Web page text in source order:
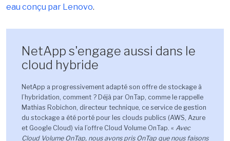
eau conçu par Lenovo.
NetApp s'engage aussi dans le
cloud hybride
NetApp a progressivement adapté son offre de stockage à
l’hybridation, comment ? Déjà par OnTap, comme le rappelle
Mathias Robichon, directeur technique, ce service de gestion
du stockage a été porté pour les clouds publics (AWS, Azure
et Google Cloud) via l’offre Cloud Volume OnTap. « Avec
Cloud Volume OnTap, nous avons pris OnTap que nous faisons